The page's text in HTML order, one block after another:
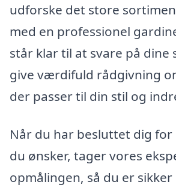
udforske det store
med en professionel
står klar til at svare på dine
give værdifuld rådgivning
der passer til din stil og
Når du har besluttet dig for
du ønsker, tager vores
opmålingen, så du er